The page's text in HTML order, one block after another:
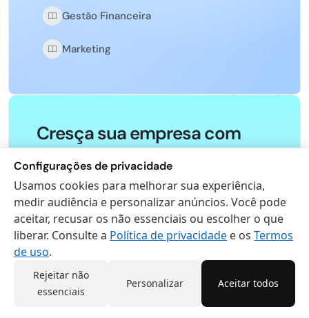
Gestão Financeira
Marketing
Cresça sua empresa com
organização. Conheça o
Actana!
Centralize vendas, financeiro, estoque e
emissão de notas fiscais em um único
sistema. Teste grátis e conheça como
simplificar sua rotina.
Configurações de privacidade
Usamos cookies para melhorar sua experiência,
medir audiência e personalizar anúncios. Você pode
aceitar, recusar os não essenciais ou escolher o que
liberar. Consulte a Política de privacidade e os Termos
de uso.
Rejeitar não
essenciais
Personalizar Aceitar todos